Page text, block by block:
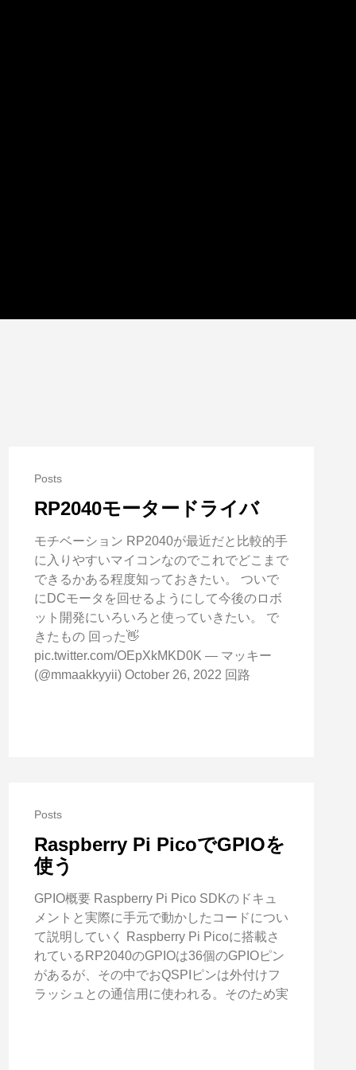
Posts
RP2040モータードライバ
モチベーション RP2040が最近だと比較的手
に入りやすいマイコンなのでこれでどこまで
できるかある程度知っておきたい。 ついで
にDCモータを回せるようにして今後のロボ
ット開発にいろいろと使っていきたい。 で
きたもの 回った👋
pic.twitter.com/OEpXkMKD0K — マッキー
(@mmaakkyyii) October 26, 2022 回路
Posts
Raspberry Pi PicoでGPIOを
使う
GPIO概要 Raspberry Pi Pico SDKのドキュ
メントと実際に手元で動かしたコードについ
て説明していく Raspberry Pi Picoに搭載さ
れているRP2040のGPIOは36個のGPIOピン
があるが、その中でおQSPIピンは外付けフ
ラッシュとの通信用に使われる。そのため実